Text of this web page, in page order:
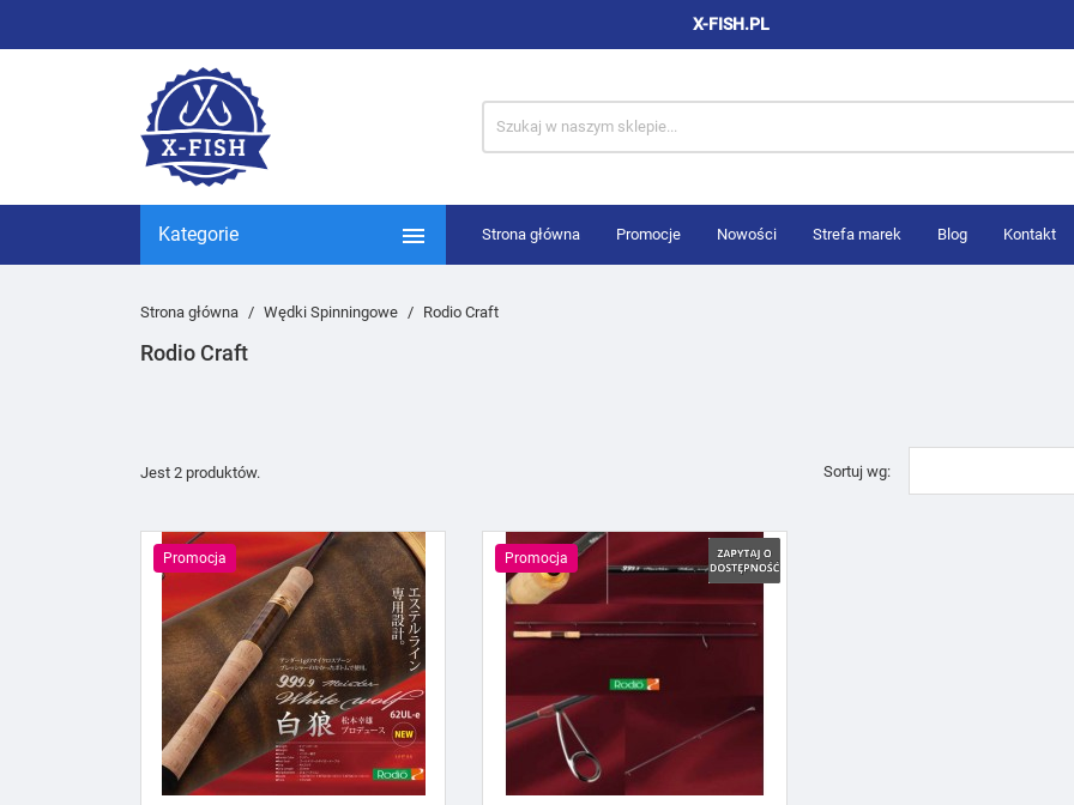
X-FISH.PL
Kategorie  Strona główna Promocje Nowości Strefa marek Blog Kontakt
Strona główna Wędki Spinningowe Rodio Craft
Rodio Craft
Jest 2 produktów. Sortuj wg:
Promocja Promocja